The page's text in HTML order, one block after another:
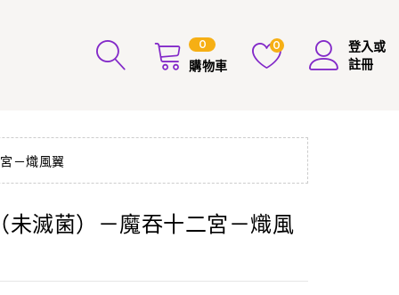
0
購物車
0
登入或
註冊
－熾風翼
未滅菌）－魔吞十二宮－熾風